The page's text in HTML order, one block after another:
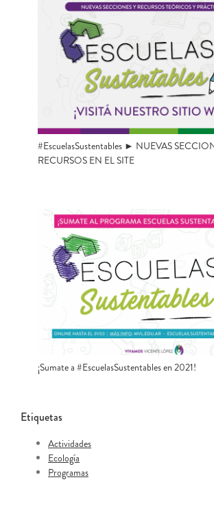
#EscuelasSustentables ► NUEVAS
RECURSOS EN EL SITE
¡Sumate a #EscuelasSustentables en 2021!
Etiquetas
Actividades
Ecología
Programas